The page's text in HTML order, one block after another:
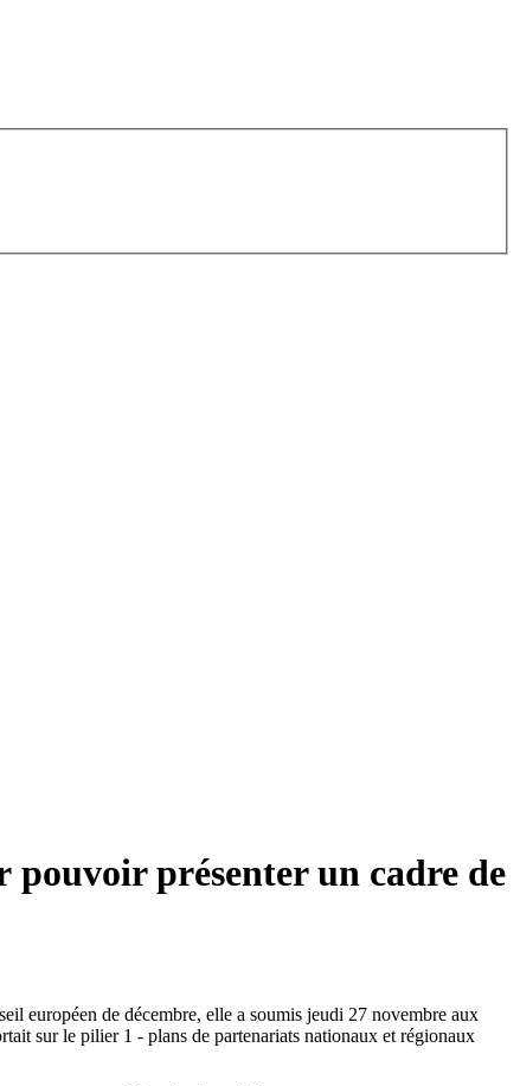
pouvoir présenter un cadre de
européen de décembre, elle a soumis jeudi 27 novembre aux
sur le pilier 1 - plans de partenariats nationaux et régionaux